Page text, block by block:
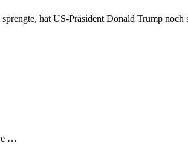
hat US-Präsident Donald Trump
…